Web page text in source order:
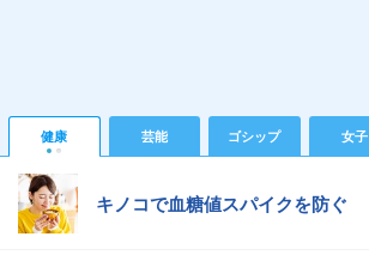
健康 芸能 ゴシップ 女子
キノコで血糖値スパイクを防ぐ